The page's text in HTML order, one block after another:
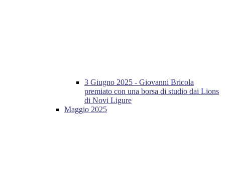
3 Giugno 2025 - Giovanni Bricola
premiato con una borsa di studio dai Lions
di Novi Ligure
Maggio 2025